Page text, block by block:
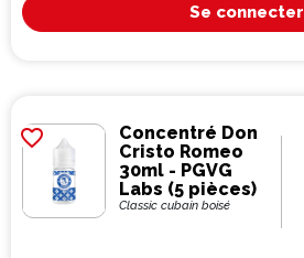
Se connecter
favorite_border
Concentré Don
Cristo Romeo
30ml - PGVG
Labs (5 pièces)
Classic cubain boisé